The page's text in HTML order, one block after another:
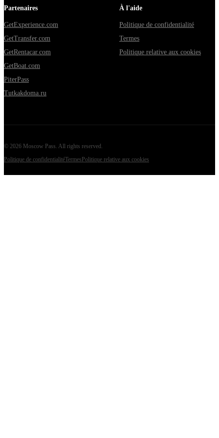
Partenaires
GetExperience.com
GetTransfer.com
GetRentacar.com
GetBoat.com
PiterPass
Tutkakdoma.ru
À l'aide
Politique de confidentialité
Termes
Politique relative aux cookies
© 2026 Moscow Pass. All rights reserved.
Politique de confidentialitéTermes Politique relative aux cookies